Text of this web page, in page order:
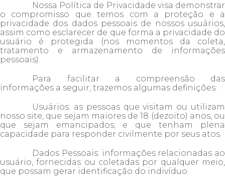
Nossa Política de Privacidade visa demonstrar
o compromisso que temos com a proteção e a
privacidade dos dados pessoais de nossos usuários,
assim como esclarecer de que forma a privacidade do
usuário é protegida (nos momentos da coleta,
tratamento e armazenamento de informações
pessoais).
Para facilitar a compreensão das
informações a seguir, trazemos algumas definições:
Usuários: as pessoas que visitam ou utilizam
nosso site, que sejam maiores de 18 (dezoito) anos, ou
que sejam emancipados, e que tenham plena
capacidade para responder civilmente por seus atos.
Dados Pessoais: informações relacionadas ao
usuário, fornecidas ou coletadas por qualquer meio,
que possam gerar identificação do indivíduo.